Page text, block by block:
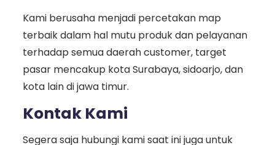
Kami berusaha menjadi percetakan map
terbaik dalam hal mutu produk dan pelayanan
terhadap semua daerah customer, target
pasar mencakup kota Surabaya, sidoarjo, dan
kota lain di jawa timur.
Kontak Kami
Segera saja hubungi kami saat ini juga untuk